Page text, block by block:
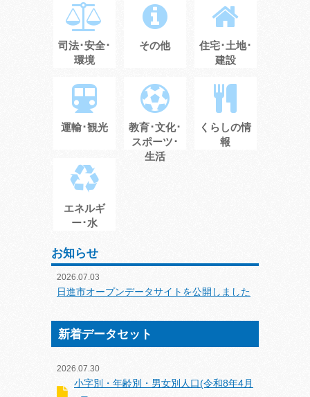
司法･安全･
環境
その他
住宅･土地･
建設
運輸･観光
教育･文化･
スポーツ･
生活
くらしの情
報
エネルギ
ー･水
お知らせ
2026.07.03
日進市オープンデータサイトを公開しました
新着データセット
2026.07.30
小字別・年齢別・男女別人口(令和8年4月